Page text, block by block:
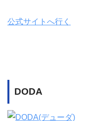
公式サイトへ行く
DODA